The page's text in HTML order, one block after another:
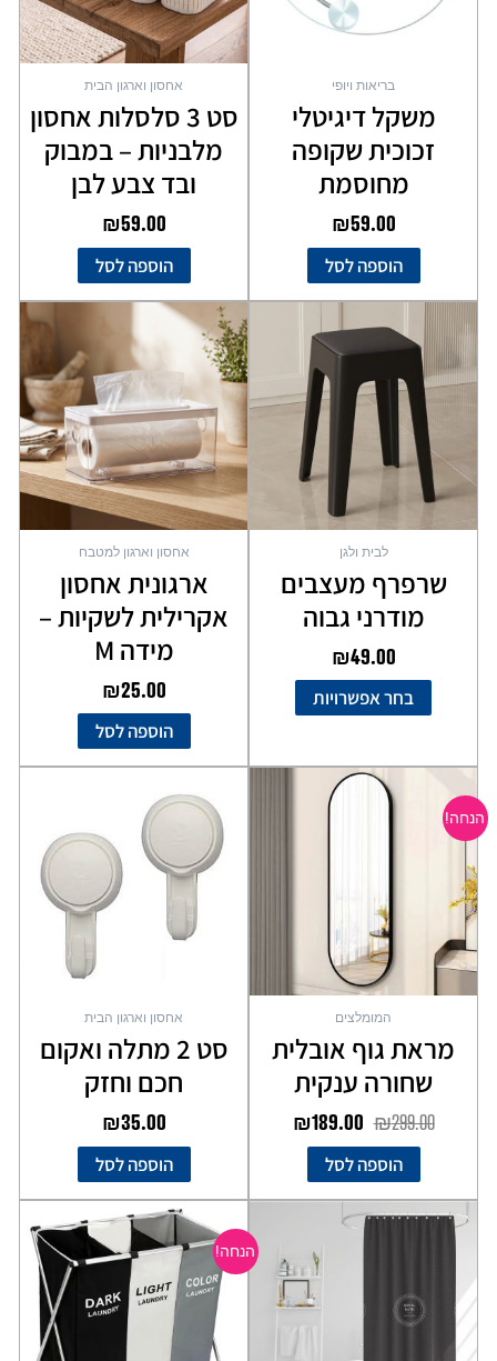
בריאות ויופי
משקל דיגיטלי
זכוכית שקופה
מחוסמת
₪59.00
הוספה לסל
אחסון וארגון הבית
סט 3 סלסלות אחסון
מלבניות – במבוק
ובד צבע לבן
₪59.00
הוספה לסל
לבית ולגן
שרפרף מעצבים
מודרני גבוה
₪49.00
בחר אפשרויות
סוגים.
בעמוד
אחסון וארגון למטבח
ארגונית אחסון
אקרילית לשקיות –
מידה M
₪25.00
הוספה לסל
הנחה!
המומלצים
מראת גוף אובלית
שחורה ענקית
₪299.00
המחיר
המקורי
₪189.00
הוספה לסל
אחסון וארגון הבית
סט 2 מתלה ואקום
חכם וחזק
₪35.00
הוספה לסל
יש
מספר
סוגים.
לבחור
הנחה!
המחיר
המקורי
היה:
₪79.00.
הנוכחי
הוא:
₪59.00.